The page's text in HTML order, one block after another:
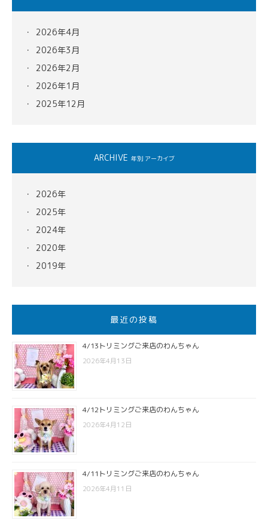
2026年4月
2026年3月
2026年2月
2026年1月
2025年12月
ARCHIVE 年別 アーカイブ
2026年
2025年
2024年
2020年
2019年
最近の投稿
4/13トリミングご来店のわんちゃん
2026年4月13日
4/12トリミングご来店のわんちゃん
2026年4月12日
4/11トリミングご来店のわんちゃん
2026年4月11日